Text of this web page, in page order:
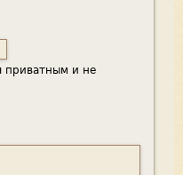
приватным и не